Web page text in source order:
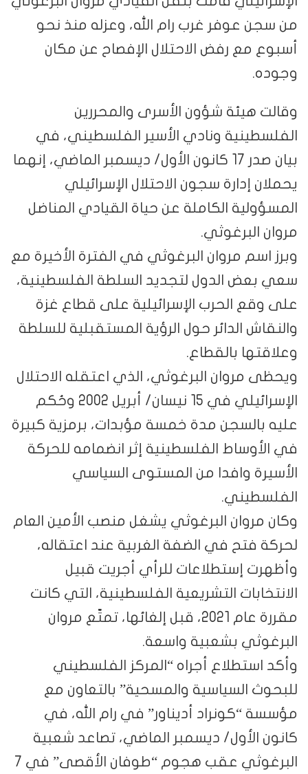
من سجن عوفر غرب رام الله، وعزله منذ نحو
أسبوع مع رفض الاحتلال الإفصاح عن مكان
وجوده.
وقالت هيئة شؤون الأسرى والمحررين
الفلسطينية ونادي الأسير الفلسطيني، في
بيان صدر 17 كانون الأول/ ديسمبر الماضي، إنهما
يحملان إدارة سجون الاحتلال الإسرائيلي
المسؤولية الكاملة عن حياة القيادي المناضل
مروان البرغوثي.
وبرز اسم مروان البرغوثي في الفترة الأخيرة مع
سعي بعض الدول لتجديد السلطة الفلسطينية،
على وقع الحرب الإسرائيلية على قطاع غزة
والنقاش الدائر حول الرؤية المستقبلية للسلطة
وعلاقتها بالقطاع.
ويحظى مروان البرغوثي، الذي اعتقله الاحتلال
الإسرائيلي في 15 نيسان/ أبريل 2002 وحُكم
عليه بالسجن مدة خمسة مؤبدات، برمزية كبيرة
في الأوساط الفلسطينية إثر انضمامه للحركة
الأسيرة وافدا من المستوى السياسي
الفلسطيني.
وكان مروان البرغوثي يشغل منصب الأمين العام
لحركة فتح في الضفة الغربية عند اعتقاله،
وأظهرت إستطلاعات للرأي أجريت قبيل
الانتخابات التشريعية الفلسطينية، التي كانت
مقررة عام 2021، قبل إلغائها، تمتّع مروان
البرغوثي بشعبية واسعة.
وأكد استطلاع أجراه “المركز الفلسطيني
للبحوث السياسية والمسحية” بالتعاون مع
مؤسسة “كونراد أديناور” في رام الله، في
كانون الأول/ ديسمبر الماضي، تصاعد شعبية
البرغوثي عقب هجوم “طوفان الأقصى” في 7